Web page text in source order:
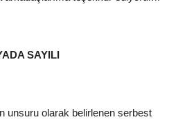
SAYILI
unsuru olarak belirlenen serbest